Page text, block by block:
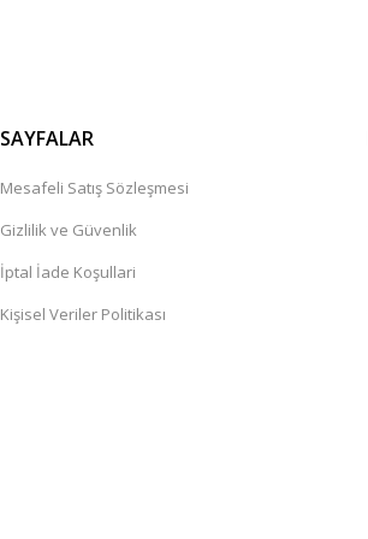
SAYFALAR
Mesafeli Satış Sözleşmesi
Gizlilik ve Güvenlik
İptal İade Koşullari
Kişisel Veriler Politikası